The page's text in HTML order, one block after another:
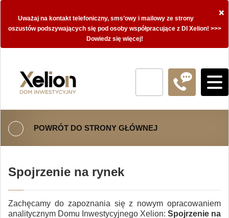
×
Uważaj na kontakt telefoniczny, sms’owy i mailowy ze strony
oszustów podszywających się pod osoby współpracujące z DI Xelion! >>>
Dowiedz się więcej!
POWRÓT DO STRONY GŁÓWNEJ
Spojrzenie na rynek
Zachęcamy do zapoznania się z nowym opracowaniem
analitycznym Domu Inwestycyjnego Xelion: Spojrzenie na